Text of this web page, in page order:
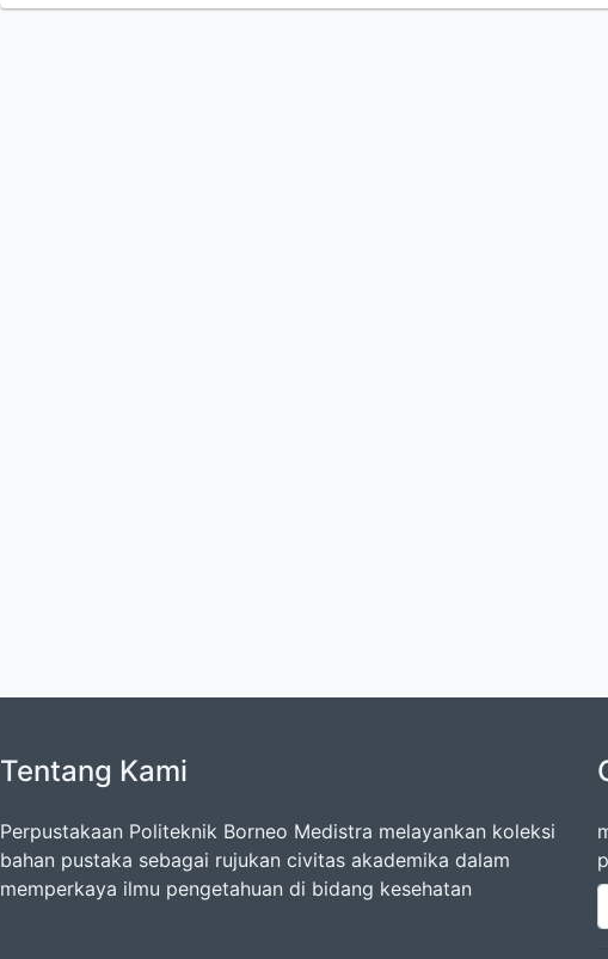
Tentang Kami
Perpustakaan Politeknik Borneo Medistra melayankan koleksi
bahan pustaka sebagai rujukan civitas akademika dalam
memperkaya ilmu pengetahuan di bidang kesehatan